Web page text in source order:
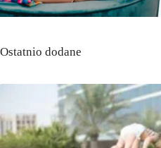
Ostatnio dodane